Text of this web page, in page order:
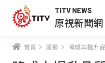
TITV NEWS
原視新聞網
首頁 原鄉 降成本提升